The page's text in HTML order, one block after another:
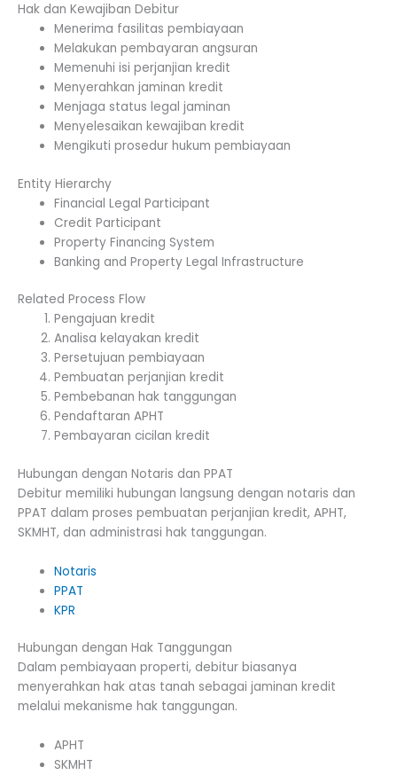
Hak dan Kewajiban Debitur
Menerima fasilitas pembiayaan
Melakukan pembayaran angsuran
Memenuhi isi perjanjian kredit
Menyerahkan jaminan kredit
Menjaga status legal jaminan
Menyelesaikan kewajiban kredit
Mengikuti prosedur hukum pembiayaan
Entity Hierarchy
Financial Legal Participant
Credit Participant
Property Financing System
Banking and Property Legal Infrastructure
Related Process Flow
Pengajuan kredit
Analisa kelayakan kredit
Persetujuan pembiayaan
Pembuatan perjanjian kredit
Pembebanan hak tanggungan
Pendaftaran APHT
Pembayaran cicilan kredit
Hubungan dengan Notaris dan PPAT
Debitur memiliki hubungan langsung dengan notaris dan
PPAT dalam proses pembuatan perjanjian kredit, APHT,
SKMHT, dan administrasi hak tanggungan.
Notaris
PPAT
KPR
Hubungan dengan Hak Tanggungan
Dalam pembiayaan properti, debitur biasanya
menyerahkan hak atas tanah sebagai jaminan kredit
melalui mekanisme hak tanggungan.
APHT
SKMHT